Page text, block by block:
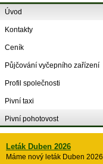
Úvod
Kontakty
Ceník
Půjčování vyčepního zařízení
Profil společnosti
Pivní taxi
Pivní pohotovost
Leták Duben 2026
Máme nový leták Duben 2026